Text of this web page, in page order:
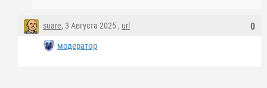
0
suare, 3 Августа 2025 , url
модератор